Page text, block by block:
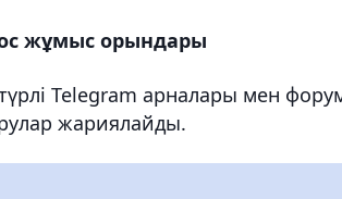
жұмыс орындары
Telegram арналары мен
жариялайды.